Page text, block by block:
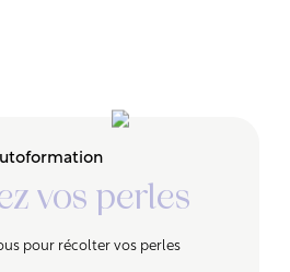
vos perles
pour récolter vos perles